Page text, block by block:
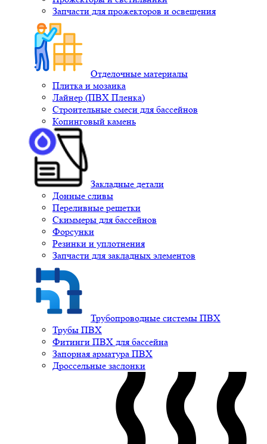
Запчасти для прожекторов и освещения
Отделочные материалы
Плитка и мозаика
Лайнер (ПВХ Пленка)
Строительные смеси для бассейнов
Копинговый камень
Закладные детали
Донные сливы
Переливные решетки
Скиммеры для бассейнов
Форсунки
Резинки и уплотнения
Запчасти для закладных элементов
Трубопроводные системы ПВХ
Трубы ПВХ
Фитинги ПВХ для бассейна
Запорная арматура ПВХ
Дроссельные заслонки